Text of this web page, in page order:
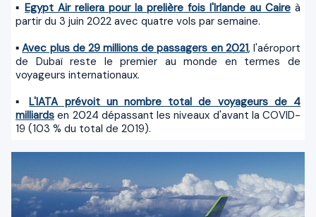
▪ Egypt Air reliera pour la prelière fois l'Irlande au Caire à
partir du 3 juin 2022 avec quatre vols par semaine.
▪Avec plus de 29 millions de passagers en 2021, l'aéroport
de Dubaï reste le premier au monde en termes de
voyageurs internationaux.
▪L'IATA prévoit un nombre total de voyageurs de 4
milliards en 2024 dépassant les niveaux d'avant la COVID-
19 (103 % du total de 2019).